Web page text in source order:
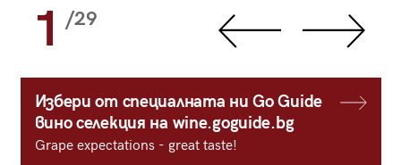
1 /29
Избери от специалната ни Go Guide
вино селекция на wine.goguide.bg
Grape expectations - great taste!